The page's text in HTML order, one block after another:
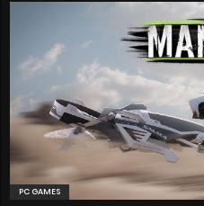
PC GAMES